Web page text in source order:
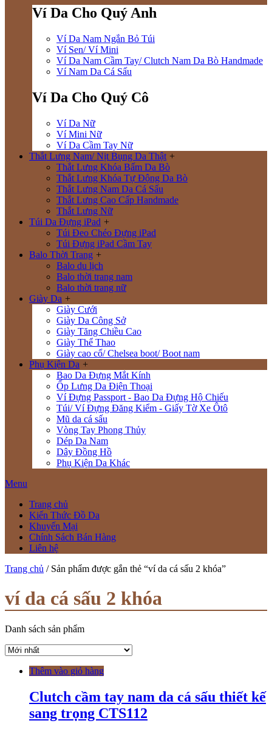
Ví Da Cho Quý Anh
Ví Da Nam Ngắn Bỏ Túi
Ví Sen/ Ví Mini
Ví Da Nam Cầm Tay/ Clutch Nam Da Bò Handmade
Ví Nam Da Cá Sấu
Ví Da Cho Quý Cô
Ví Da Nữ
Ví Mini Nữ
Ví Da Cầm Tay Nữ
Thắt Lưng Nam/ Nịt Bụng Da Thật +
Thắt Lưng Khóa Bấm Da Bò
Thắt Lưng Khóa Tự Động Da Bò
Thắt Lưng Nam Da Cá Sấu
Thắt Lưng Cao Cấp Handmade
Thắt Lưng Nữ
Túi Da Đựng iPad +
Túi Đeo Chéo Đựng iPad
Túi Đựng iPad Cầm Tay
Balo Thời Trang +
Balo du lịch
Balo thời trang nam
Balo thời trang nữ
Giày Da +
Giày Cưới
Giày Da Công Sở
Giày Tăng Chiều Cao
Giày Thể Thao
Giày cao cổ/ Chelsea boot/ Boot nam
Phụ Kiện Da +
Bao Da Đựng Mắt Kính
Ốp Lưng Da Điện Thoại
Ví Đựng Passport - Bao Da Đựng Hộ Chiếu
Túi/ Ví Đựng Đăng Kiểm - Giấy Tờ Xe Ôtô
Mũ da cá sấu
Vòng Tay Phong Thủy
Dép Da Nam
Dây Đồng Hồ
Phụ Kiện Da Khác
Menu
Trang chủ
Kiến Thức Đồ Da
Khuyến Mại
Chính Sách Bán Hàng
Liên hệ
Trang chủ / Sản phẩm được gắn thẻ “ví da cá sấu 2 khóa”
ví da cá sấu 2 khóa
Danh sách sản phẩm
Thêm vào giỏ hàng
Clutch cầm tay nam da cá sấu thiết kế
sang trọng CTS112